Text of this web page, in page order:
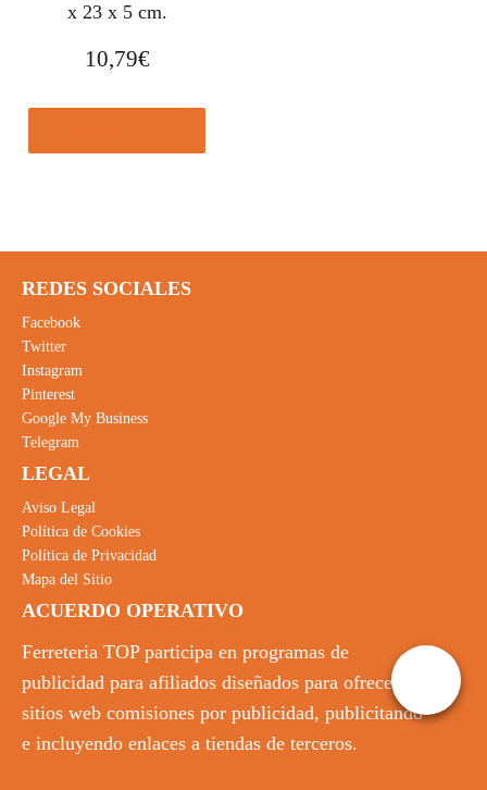
x 23 x 5 cm.
10,79€
REDES SOCIALES
Facebook
Twitter
Instagram
Pinterest
Google My Business
Telegram
LEGAL
Aviso Legal
Política de Cookies
Política de Privacidad
Mapa del Sitio
ACUERDO OPERATIVO
Ferreteria TOP participa en programas de
publicidad para afiliados diseñados para ofrecer a
sitios web comisiones por publicidad, publicitando
e incluyendo enlaces a tiendas de terceros.